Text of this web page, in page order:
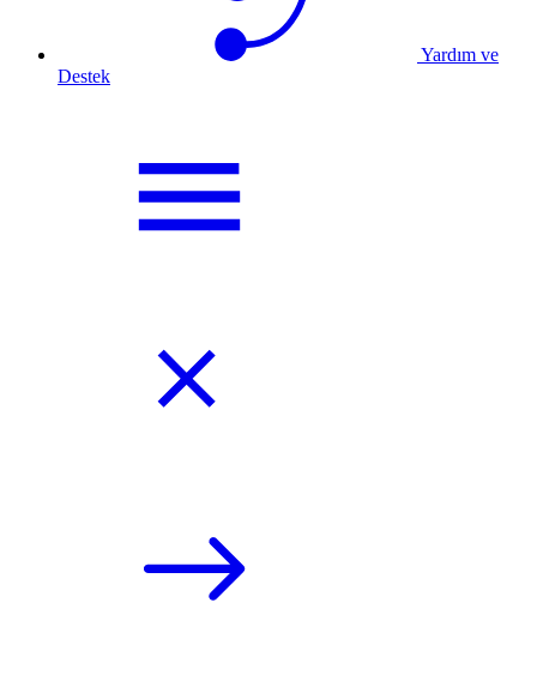
Yardım ve
Destek